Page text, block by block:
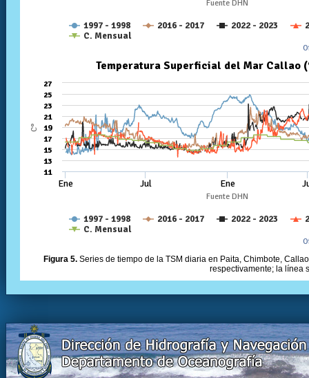
Figura 5. Series de tiempo de la TSM diaria en Paita, Chimbote,
respectivamente; la línea